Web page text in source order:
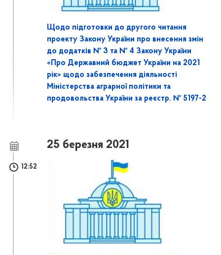
Щодо підготовки до другого читання
проекту Закону України про внесення змін
до додатків № 3 та № 4 Закону України
«Про Державний бюджет України на 2021
рік» щодо забезпечення діяльності
Міністерства аграрної політики та
продовольства України за реєстр. № 5197-2
25 березня 2021
12:52